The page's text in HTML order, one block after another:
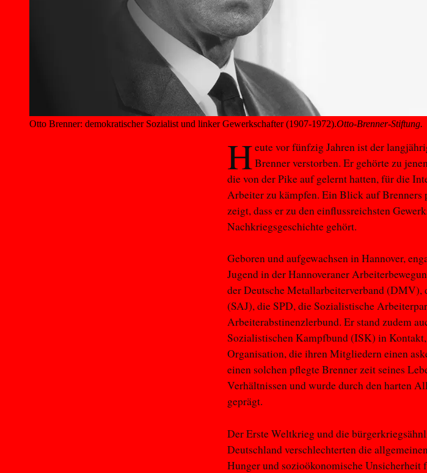
Otto Brenner: demokratischer Sozialist und linker Gewerkschafter (1907-1972).Otto-Brenner-Stiftung.
Heute vor fünfzig Jahren ist der
Brenner verstorben. Er gehörte zu
die von der Pike auf gelernt hatten, für die
Arbeiter zu kämpfen. Ein Blick auf
zeigt, dass er zu den einflussreichsten
Nachkriegsgeschichte gehört.
Geboren und aufgewachsen in Hannover,
Jugend in der Hannoveraner
der Deutsche Metallarbeiterverband
(SAJ), die SPD, die Sozialistische
Arbeiterabstinenzlerbund. Er stand zudem
Sozialistischen Kampfbund (ISK) in
Organisation, die ihren Mitgliedern einen
einen solchen pflegte Brenner zeit seines
Verhältnissen und wurde durch den harten
geprägt.
Der Erste Weltkrieg und die
Deutschland verschlechterten die
Hunger und sozioökonomische Unsicherheit